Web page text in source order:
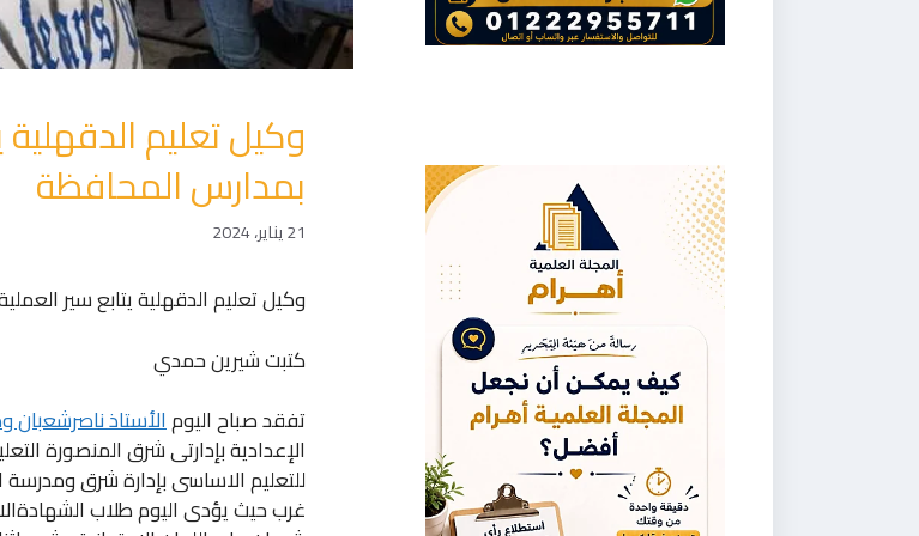
وكيل تعليم الدقهلية
بمدارس المحافظة
21 يناير، 2024
وكيل تعليم الدقهلية يتابع سير
كتبت شيرين حمدي
تفقد صباح اليومالأستاذ ناصرشعبان
الإعدادية بإدارتى شرق المنصورة
للتعليم الاساسى بإدارة شرق
غرب حيث يؤدى اليوم طلاب